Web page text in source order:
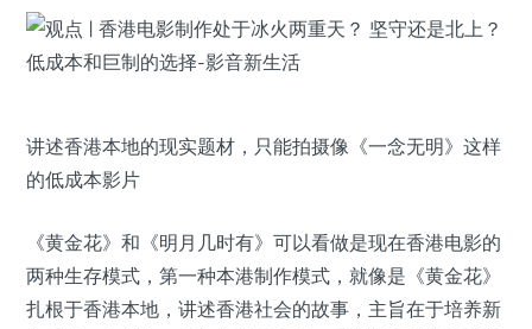
讲述香港本地的现实题材，只能拍摄像《一念无明》这样
的低成本影片
《黄金花》和《明月几时有》可以看做是现在香港电影的
两种生存模式，第一种本港制作模式，就像是《黄金花》
扎根于香港本地，讲述香港社会的故事，主旨在于培养新